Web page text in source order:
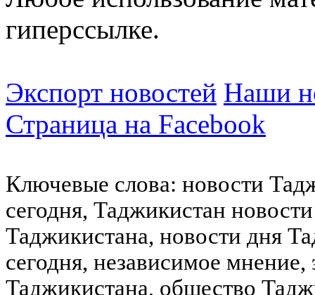
гиперссылке.
Экспорт новостей Наши
Страница на Facebook
Ключевые слова: новости
сегодня, Таджикистан
Таджикистана, новости дня
сегодня, независимое
Таджикистана, общество